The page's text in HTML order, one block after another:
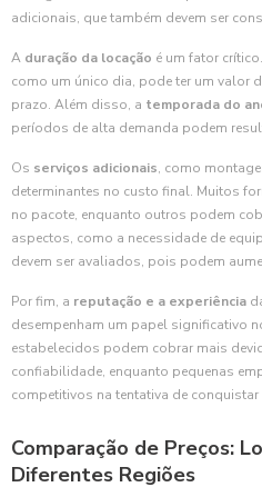
adicionais, que também devem ser
A duração da locação é um fator
como um único dia, pode ter um valor
prazo. Além disso, a temporada do
períodos de alta demanda podem
Os serviços adicionais, como
determinantes no custo final. Muitos
no pacote, enquanto outros podem
aspectos, como a necessidade de
devem ser avaliados, pois podem
Por fim, a reputação e a experiência
desempenham um papel significativo
estabelecidos podem cobrar mais
confiabilidade, enquanto pequenas
competitivos na tentativa de conquistar
Comparação de Preços:
Diferentes Regiões